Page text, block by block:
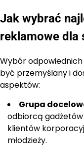
Jak wybrać
reklamowe dla
Wybór
być przemyślany i
aspektów:
Grupa
odbiorcą gadżetów
klientów
młodzieży.